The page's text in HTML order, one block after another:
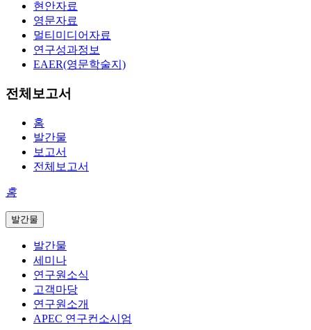
현안자료
영문자료
멀티미디어자료
연구성과정보
EAER(영문학술지)
전체보고서
홈
발간물
보고서
전체보고서
홈
발간물
발간물
세미나
연구원소식
고객마당
연구원소개
APEC 연구컨소시엄